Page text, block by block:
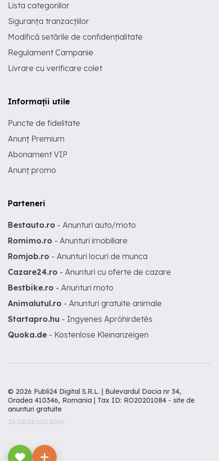
Lista categoriilor
Siguranța tranzacțiilor
Modifică setările de confidențialitate
Regulament Campanie
Livrare cu verificare colet
Informații utile
Puncte de fidelitate
Anunț Premium
Abonament VIP
Anunț promo
Parteneri
Bestauto.ro - Anunturi auto/moto
Romimo.ro - Anunturi imobiliare
Romjob.ro - Anunturi locuri de munca
Cazare24.ro - Anunturi cu oferte de cazare
Bestbike.ro - Anunturi moto
Animalutul.ro - Anunturi gratuite animale
Startapro.hu - Ingyenes Apróhirdetés
Quoka.de - Kostenlose Kleinanzeigen
© 2026 Publi24 Digital S.R.L. | Bulevardul Dacia nr 34,
Oradea 410346, Romania | Tax ID: RO20201084 - site de
anunturi gratuite
26.08.06.c0c206c